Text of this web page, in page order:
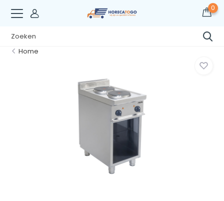
0
Home